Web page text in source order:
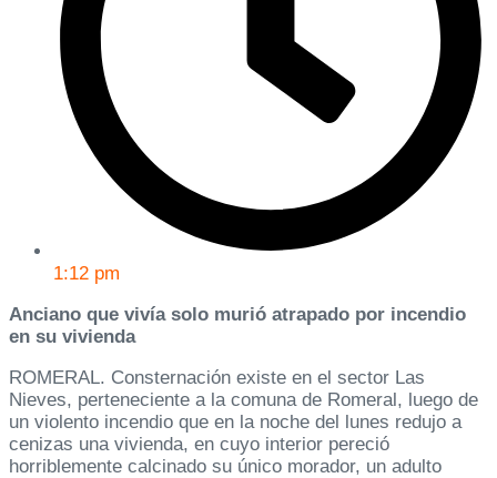
1:12 pm
Anciano que vivía solo murió atrapado por incendio
en su vivienda
ROMERAL. Consternación existe en el sector Las
Nieves, perteneciente a la comuna de Romeral, luego de
un violento incendio que en la noche del lunes redujo a
cenizas una vivienda, en cuyo interior pereció
horriblemente calcinado su único morador, un adulto